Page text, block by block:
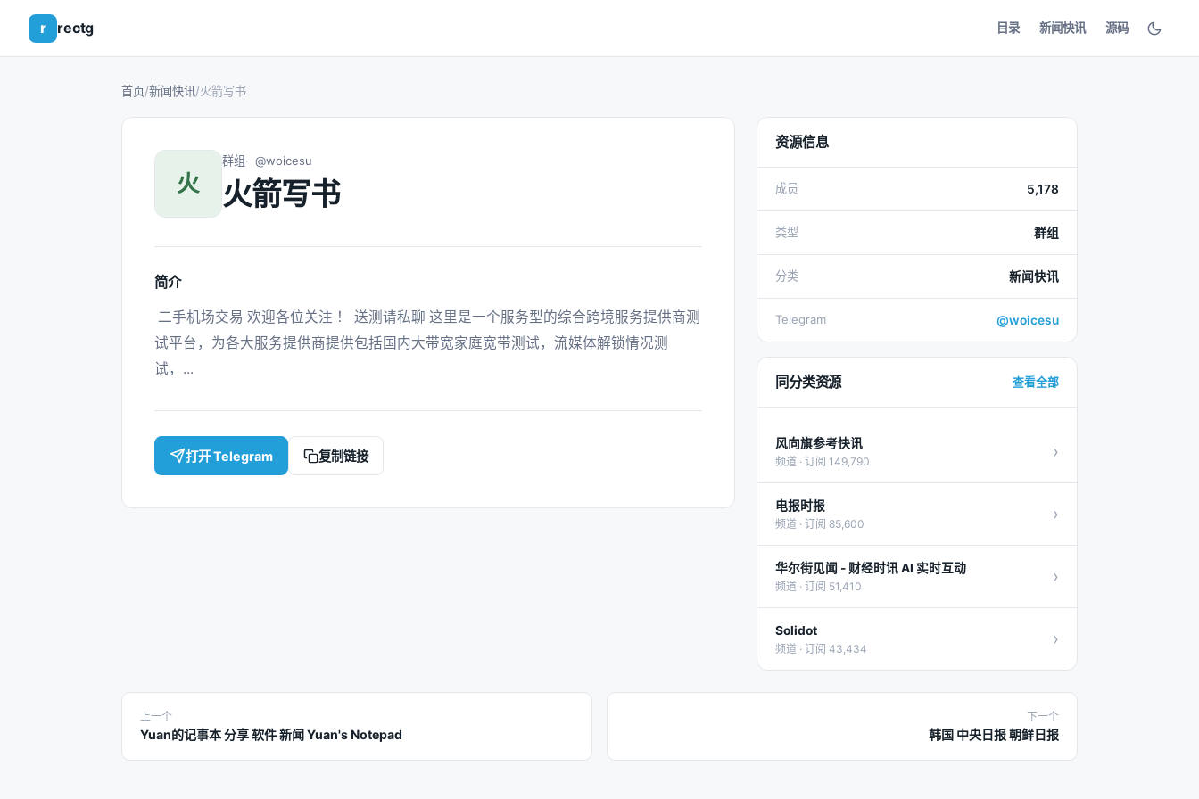
r rectg 目录 新闻快讯 源码
首页/新闻快讯/火箭写书
火
群组 @woicesu
火箭写书
简介
试平台，为各大服务提供商提供包括国内大带宽家庭宽带测试，流媒体解锁情况测
试，...
打开 Telegram 复制链接
资源信息
成员 5,178
类型 群组
分类 新闻快讯
Telegram @woicesu
同分类资源 查看全部
风向旗参考快讯
频道 · 订阅 149,790 ›
电报时报
频道 · 订阅 85,600 ›
华尔街见闻 - 财经时讯 AI 实时互动
频道 · 订阅 51,410 ›
Solidot
频道 · 订阅 43,434 ›
上一个
Yuan的记事本 分享 软件 新闻 Yuan's Notepad
下一个
韩国 中央日报 朝鲜日报